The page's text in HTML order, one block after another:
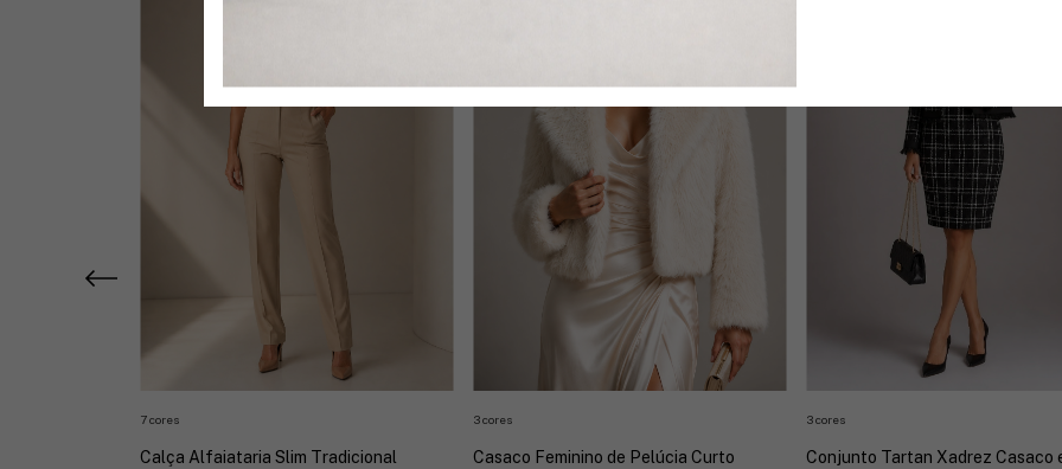
Calça Alfaiataria Slim Tradicional
7 cores
Casaco Feminino de Pelúcia Curto
3 cores
Conjunto Tartan Xadrez Casaco
3 cores